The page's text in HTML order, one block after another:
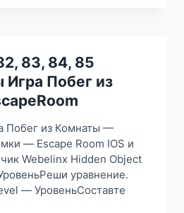
83, 84, 85
Игра Побег из
Побег из Комнаты —
— Escape Room IOS и
Webelinx Hidden Object
уравнение.
— УровеньСоставте